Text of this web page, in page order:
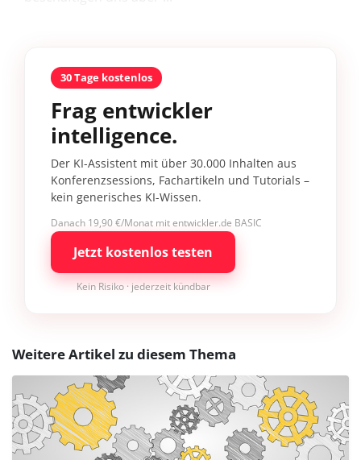
30 Tage kostenlos
Frag entwickler
intelligence.
Der KI-Assistent mit über 30.000 Inhalten aus
Konferenzsessions, Fachartikeln und Tutorials –
kein generisches KI-Wissen.
Danach 19,90 €/Monat mit entwickler.de BASIC
Jetzt kostenlos testen
Kein Risiko · jederzeit kündbar
Weitere Artikel zu diesem Thema